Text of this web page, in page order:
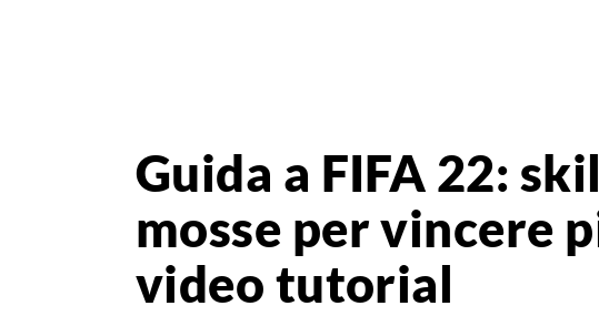
Guida a FIFA 22:
mosse per vincere
video tutorial